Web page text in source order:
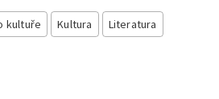
kultuře Kultura Literatura